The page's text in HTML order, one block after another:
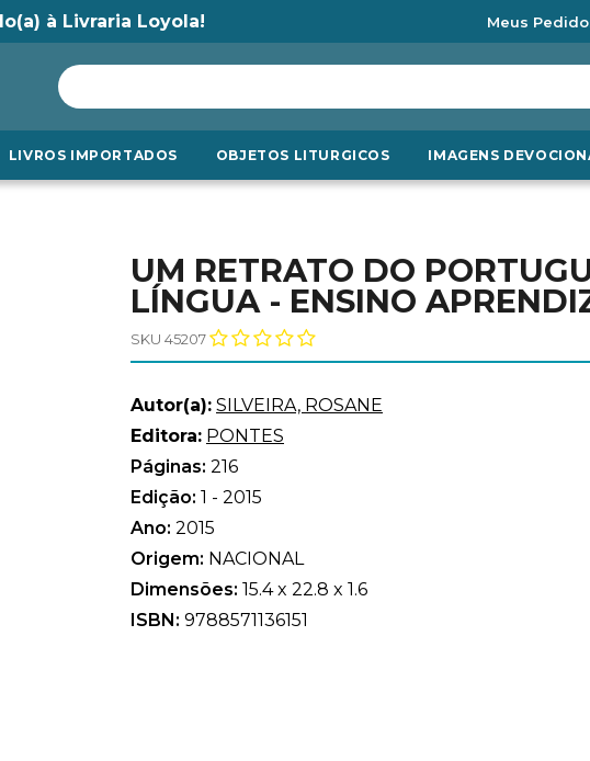
à Livraria Loyola! Meus
LIVROS IMPORTADOS OBJETOS LITURGICOS IMAGENS
UM RETRATO DO
LÍNGUA - ENSINO
SKU 45207
Autor(a): SILVEIRA, ROSANE
Editora: PONTES
Páginas: 216
Edição: 1 - 2015
Ano: 2015
Origem: NACIONAL
Dimensões: 15.4 x 22.8 x 1.6
ISBN: 9788571136151